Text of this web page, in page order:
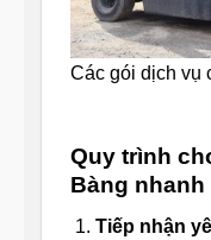
Các gói dịch vụ
Quy trình
Bàng
Tiếp nhận